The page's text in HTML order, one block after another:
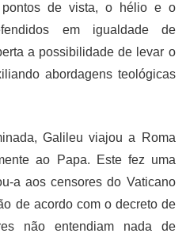
de vista, o hélio e o
em igualdade de
a possibilidade de levar o
abordagens teológicas
Galileu viajou a Roma
ao Papa. Este fez uma
a aos censores do Vaticano
de acordo com o decreto de
não entendiam nada de